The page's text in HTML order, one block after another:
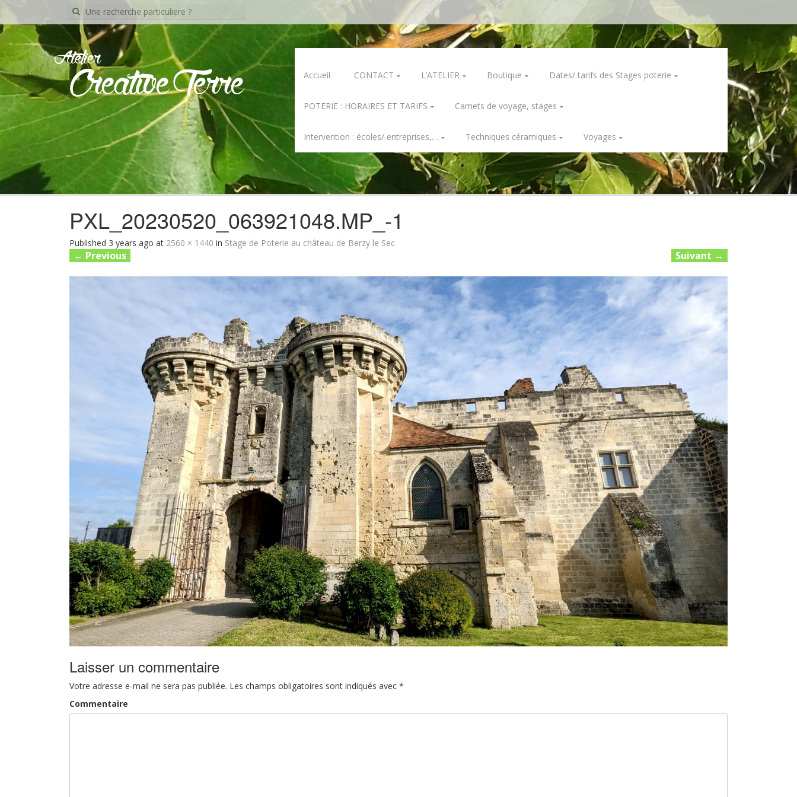
Recherche
pour:
Atelier
Creative Terre
Skip
Accueil CONTACT L’ATELIER Boutique Dates/ tarifs des Stages poterie
POTERIE : HORAIRES ET TARIFS Carnets de voyage, stages
Intervention : écoles/ entreprises,… Techniques céramiques Voyages
PXL_20230520_063921048.MP_-1
Published 3 years ago at 2560 × 1440 in Stage de Poterie au château de Berzy le Sec
← Previous Suivant →
Laisser un commentaire
Votre adresse e-mail ne sera pas publiée. Les champs obligatoires sont indiqués avec *
Commentaire